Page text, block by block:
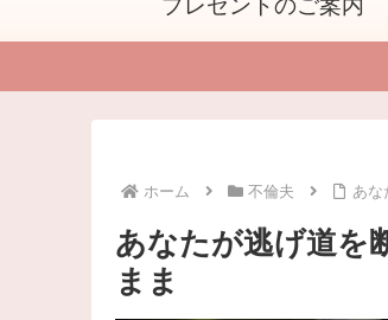
プレゼントのご案内
ホーム 不倫夫 あな
あなたが逃げ道を
まま